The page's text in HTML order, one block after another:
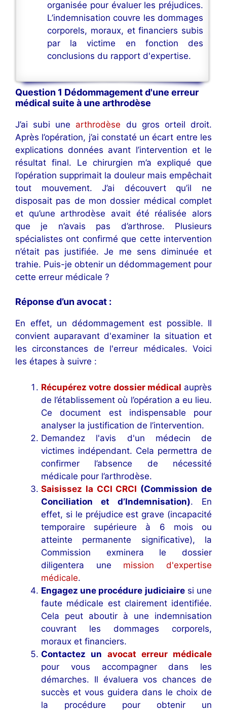
organisée pour évaluer les préjudices.
L’indemnisation couvre les dommages
corporels, moraux, et financiers subis
par la victime en fonction des
conclusions du rapport d'expertise.
Question 1 Dédommagement d'une erreur
médical suite à une arthrodèse
J’ai subi une arthrodèse du gros orteil droit.
Après l’opération, j’ai constaté un écart entre les
explications données avant l’intervention et le
résultat final. Le chirurgien m’a expliqué que
l’opération supprimait la douleur mais empêchait
tout mouvement. J’ai découvert qu’il ne
disposait pas de mon dossier médical complet
et qu’une arthrodèse avait été réalisée alors
que je n’avais pas d’arthrose. Plusieurs
spécialistes ont confirmé que cette intervention
n’était pas justifiée. Je me sens diminuée et
trahie. Puis-je obtenir un dédommagement pour
cette erreur médicale ?
Réponse d’un avocat :
En effet, un dédommagement est possible. Il
convient auparavant d'examiner la situation et
les circonstances de l'erreur médicales. Voici
les étapes à suivre :
Récupérez votre dossier médical auprès
de l’établissement où l’opération a eu lieu.
Ce document est indispensable pour
analyser la justification de l’intervention.
Demandez l'avis d'un médecin de
victimes indépendant. Cela permettra de
confirmer l’absence de nécessité
médicale pour l’arthrodèse.
Saisissez la CCI CRCI (Commission de
Conciliation et d’Indemnisation). En
effet, si le préjudice est grave (incapacité
temporaire supérieure à 6 mois ou
atteinte permanente significative), la
Commission exminera le dossier
diligentera une mission d'expertise
médicale.
Engagez une procédure judiciairesi une
faute médicale est clairement identifiée.
Cela peut aboutir à une indemnisation
couvrant les dommages corporels,
moraux et financiers.
Contactez un avocat erreur médicale
pour vous accompagner dans les
démarches. Il évaluera vos chances de
succès et vous guidera dans le choix de
la procédure pour obtenir un